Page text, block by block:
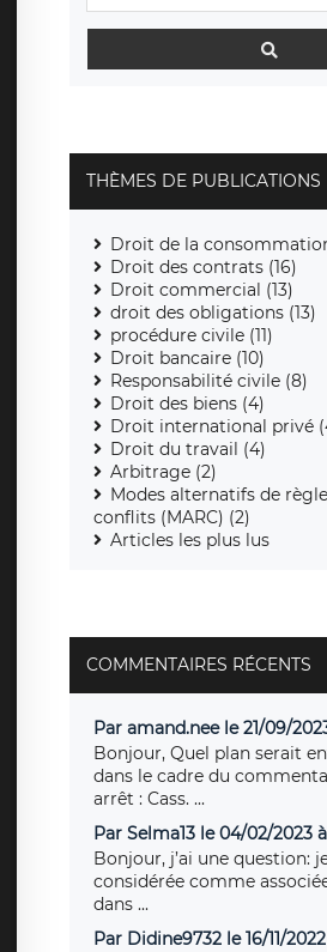
THÈMES DE PUBLICATIONS
Droit de la
Droit des contrats (16)
Droit commercial (13)
droit des obligations (13)
procédure civile (11)
Droit bancaire (10)
Responsabilité civile (8)
Droit des biens (4)
Droit international privé
Droit du travail (4)
Arbitrage (2)
Modes alternatifs de
conflits (MARC) (2)
Articles les plus lus
COMMENTAIRES RÉCENTS
Par amand.nee le 21/09/
Bonjour, Quel plan serait
dans le cadre du
arrêt : Cass. ...
Par Selma13 le 04/02/2023
Bonjour, j’ai une question:
considérée comme
dans ...
Par Didine9732 le 16/11/2022